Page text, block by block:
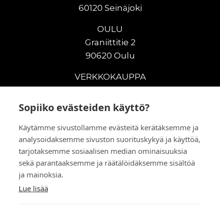
Sopiiko evästeiden käyttö?
Käytämme sivustollamme evästeitä kerätäksemme ja
analysoidaksemme sivuston suorituskykyä ja käyttöä,
tarjotaksemme sosiaalisen median ominaisuuksia
sekä parantaaksemme ja räätälöidäksemme sisältöä
ja mainoksia.
Lue lisää
60120 Seinäjoki
OULU
Graniittitie 2
90620 Oulu
VERKKOKAUPPA
Uudet nostokoneet
Vuokrakoneet
Kampanjat
Vaihtokoneet
Murskaus ja seulonta